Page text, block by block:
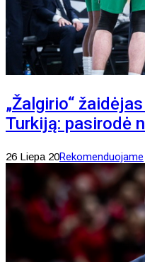
„Žalgirio“
Turkiją: pasirodė
26 Liepa 20Rekomenduojame